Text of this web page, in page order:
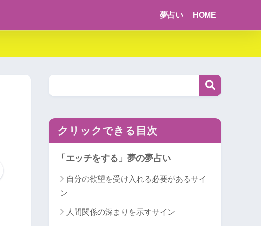
夢占い HOME
クリックできる目次
「エッチをする」夢の夢占い
自分の欲望を受け入れる必要があるサイ
ン
人間関係の深まりを示すサイン